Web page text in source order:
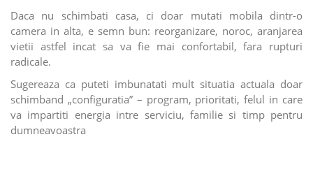
Daca nu schimbati casa, ci doar mutati mobila dintr-o
camera in alta, e semn bun: reorganizare, noroc, aranjarea
vietii astfel incat sa va fie mai confortabil, fara rupturi
radicale.
Sugereaza ca puteti imbunatati mult situatia actuala doar
schimband „configuratia” – program, prioritati, felul in care
va impartiti energia intre serviciu, familie si timp pentru
dumneavoastra